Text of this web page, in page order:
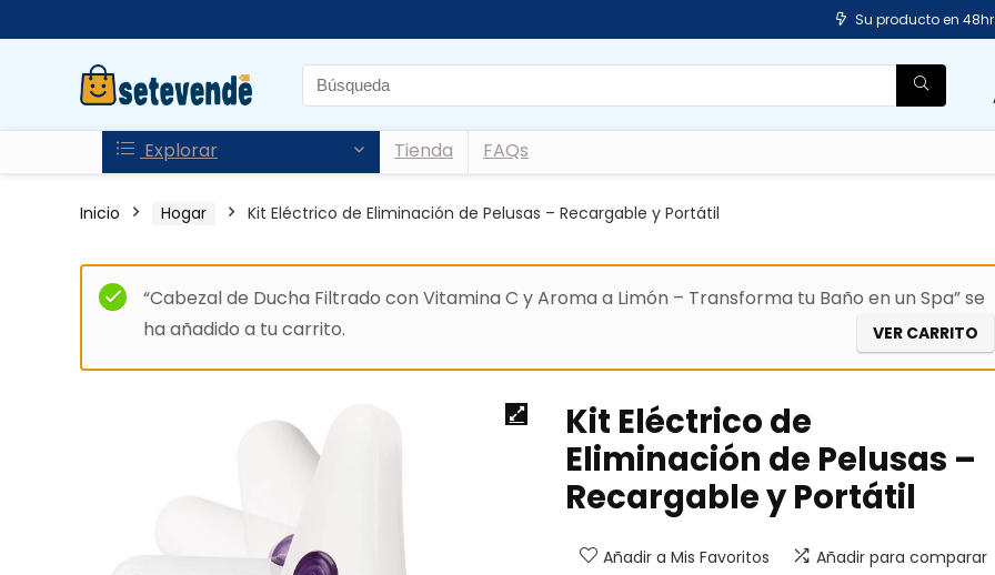
Su producto en
Explorar Tienda FAQs
Inicio Hogar Kit Eléctrico de Eliminación de Pelusas – Recargable y Portátil
“Cabezal de Ducha Filtrado con Vitamina C y Aroma a Limón – Transforma tu Baño en un Spa” se
ha añadido a tu carrito.
VER CARRITO
Kit Eléctrico de
Eliminación de Pelusas –
Recargable y Portátil
Añadir a Mis Favoritos Añadir para comparar